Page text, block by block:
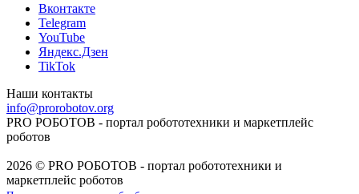
Вконтакте
Telegram
YouTube
Яндекс.Дзен
TikTok
Наши контакты
info@prorobotov.org
PRO РОБОТОВ - портал робототехники и маркетплейс
роботов
2026 © PRO РОБОТОВ - портал робототехники и
маркетплейс роботов